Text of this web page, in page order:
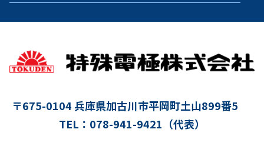
〒675-0104 兵庫県加古川市平岡町土山899番5
TEL：078-941-9421（代表）